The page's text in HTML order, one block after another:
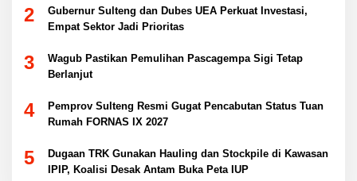
2
Gubernur Sulteng dan Dubes UEA Perkuat Investasi,
Empat Sektor Jadi Prioritas
3
Wagub Pastikan Pemulihan Pascagempa Sigi Tetap
Berlanjut
4
Pemprov Sulteng Resmi Gugat Pencabutan Status Tuan
Rumah FORNAS IX 2027
5
Dugaan TRK Gunakan Hauling dan Stockpile di Kawasan
IPIP, Koalisi Desak Antam Buka Peta IUP